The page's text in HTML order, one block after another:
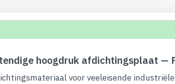
hoogdruk afdichtingsplaat —
voor veeleisende